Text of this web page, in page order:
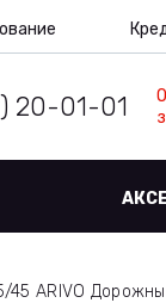
20-01-01
45 ARIVO